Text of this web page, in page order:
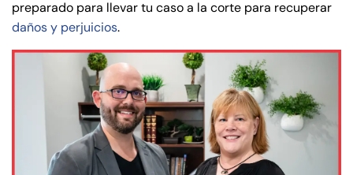
preparado para llevar tu caso a la corte para recuperar
daños y perjuicios.